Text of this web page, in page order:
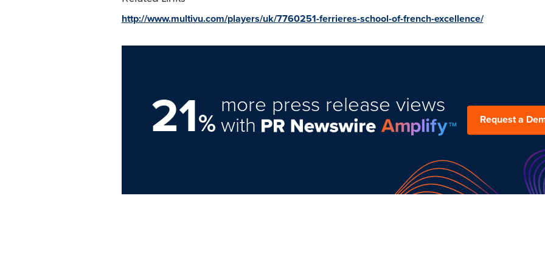
http://www.multivu.com/players/uk/7760251-ferrieres-school-of-french-excellence/
21%
more press release views
with Request a